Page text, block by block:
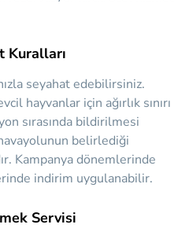
Kuralları
seyahat edebilirsiniz.
hayvanlar için ağırlık sınırı
sırasında bildirilmesi
belirlediği
Kampanya dönemlerinde
indirim uygulanabilir.
Servisi